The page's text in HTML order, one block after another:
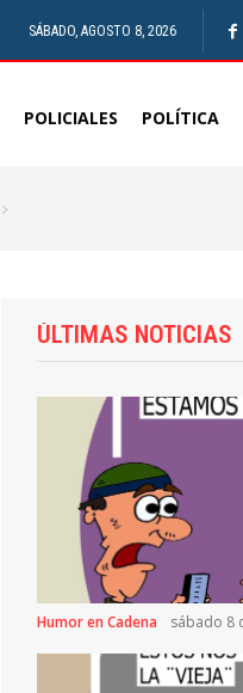
SÁBADO, AGOSTO 8, 2026
POLICIALES POLÍTICA
ÚLTIMAS NOTICIAS
Humor en Cadena sábado 8